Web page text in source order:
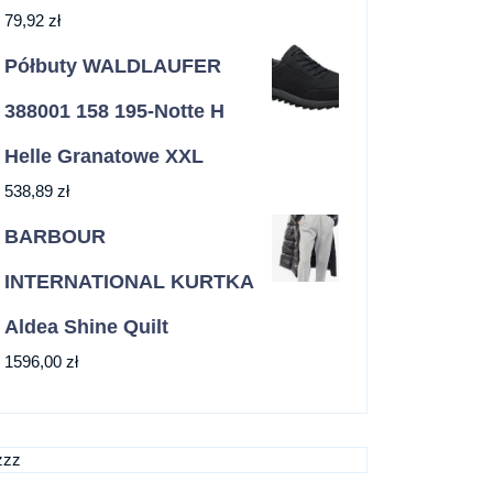
79,92 zł
Półbuty WALDLAUFER
388001 158 195-Notte H
Helle Granatowe XXL
538,89 zł
BARBOUR
INTERNATIONAL KURTKA
Aldea Shine Quilt
1596,00 zł